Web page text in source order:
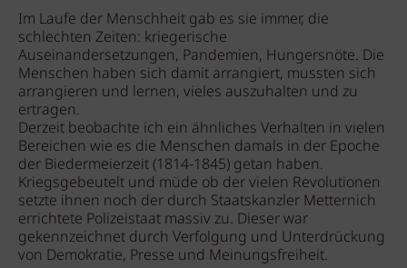
Im Laufe der Menschheit gab es sie immer, die
schlechten Zeiten: kriegerische
Auseinandersetzungen, Pandemien, Hungersnöte. Die
Menschen haben sich damit arrangiert, mussten sich
arrangieren und lernen, vieles auszuhalten und zu
ertragen.
Derzeit beobachte ich ein ähnliches Verhalten in vielen
Bereichen wie es die Menschen damals in der Epoche
der Biedermeierzeit (1814-1845) getan haben.
Kriegsgebeutelt und müde ob der vielen Revolutionen
setzte ihnen noch der durch Staatskanzler Metternich
errichtete Polizeistaat massiv zu. Dieser war
gekennzeichnet durch Verfolgung und Unterdrückung
von Demokratie, Presse und Meinungsfreiheit.